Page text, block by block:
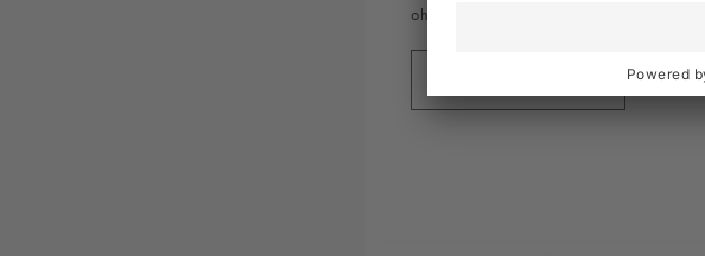
ohne MwSt., zzgl.